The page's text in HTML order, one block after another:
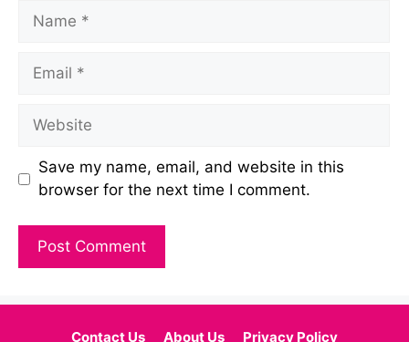
Name
Email
Website
Save my name, email, and website in this
browser for the next time I comment.
Contact Us About Us Privacy Policy